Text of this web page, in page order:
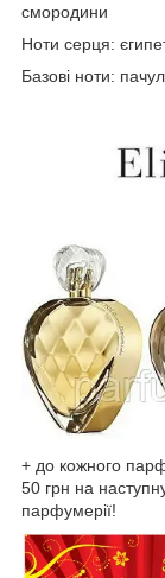
смородини
Ноти серця:
Базові ноти:
+ до кожного
50 грн на
парфумерії!